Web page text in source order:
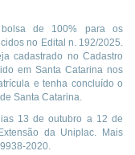
bolsa de 100% para os
no Edital n. 192/2025.
cadastrado no Cadastro
em Santa Catarina nos
e tenha concluído o
Santa Catarina.
13 de outubro a 12 de
da Uniplac. Mais
2020.